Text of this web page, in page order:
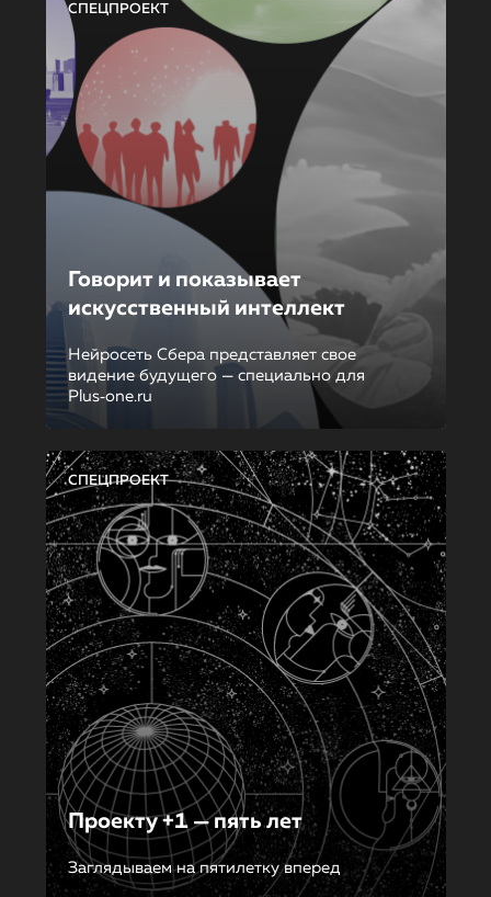
СПЕЦПРОЕКТ
Говорит и показывает
искусственный интеллект
Нейросеть Сбера представляет свое
видение будущего — специально для
Plus‑one.ru
СПЕЦПРОЕКТ
Проекту +1 — пять лет
Заглядываем на пятилетку вперед